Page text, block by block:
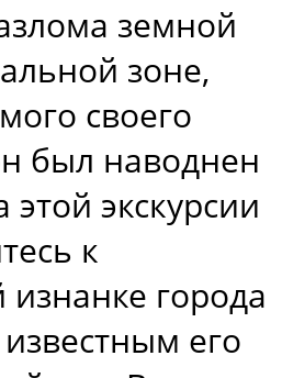
земной
зоне,
своего
был наводнен
экскурсии
к
изнанке города
его